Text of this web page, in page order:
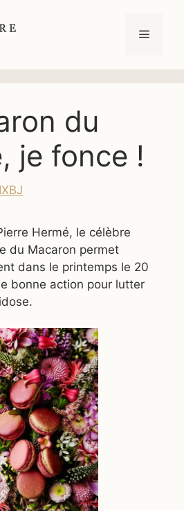
Menu
du
je fonce !
Hermé, le célèbre
du Macaron permet
dans le printemps le 20
bonne action pour lutter